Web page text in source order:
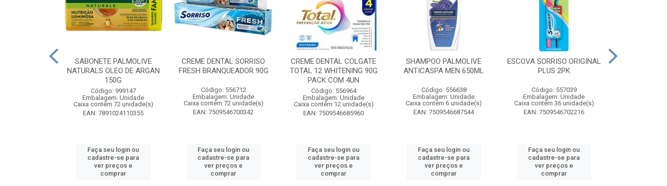
SABONETE PALMOLIVE
NATURALS OLEO DE ARGAN
150G
Código: 999147
Embalagem: Unidade
Caixa contém 72 unidade(s)
EAN: 7891024110355
Faça seu login ou
cadastre-se para
ver preços e
comprar
CREME DENTAL SORRISO
FRESH BRANQUEADOR 90G
Código: 556712
Embalagem: Unidade
Caixa contém 72 unidade(s)
EAN: 7509546700342
Faça seu login ou
cadastre-se para
ver preços e
comprar
CREME DENTAL COLGATE
TOTAL 12 WHITENING 90G
PACK COM 4UN
Código: 556964
Embalagem: Unidade
Caixa contém 12 unidade(s)
EAN: 7509546685960
Faça seu login ou
cadastre-se para
ver preços e
comprar
SHAMPOO PALMOLIVE
ANTICASPA MEN 650ML
Código: 556638
Embalagem: Unidade
Caixa contém 6 unidade(s)
EAN: 7509546687544
Faça seu login ou
cadastre-se para
ver preços e
comprar
ESCOVA SORRISO ORIGINAL
PLUS 2PK
Código: 557039
Embalagem: Unidade
Caixa contém 36 unidade(s)
EAN: 7509546702216
Faça seu login ou
cadastre-se para
ver preços e
comprar